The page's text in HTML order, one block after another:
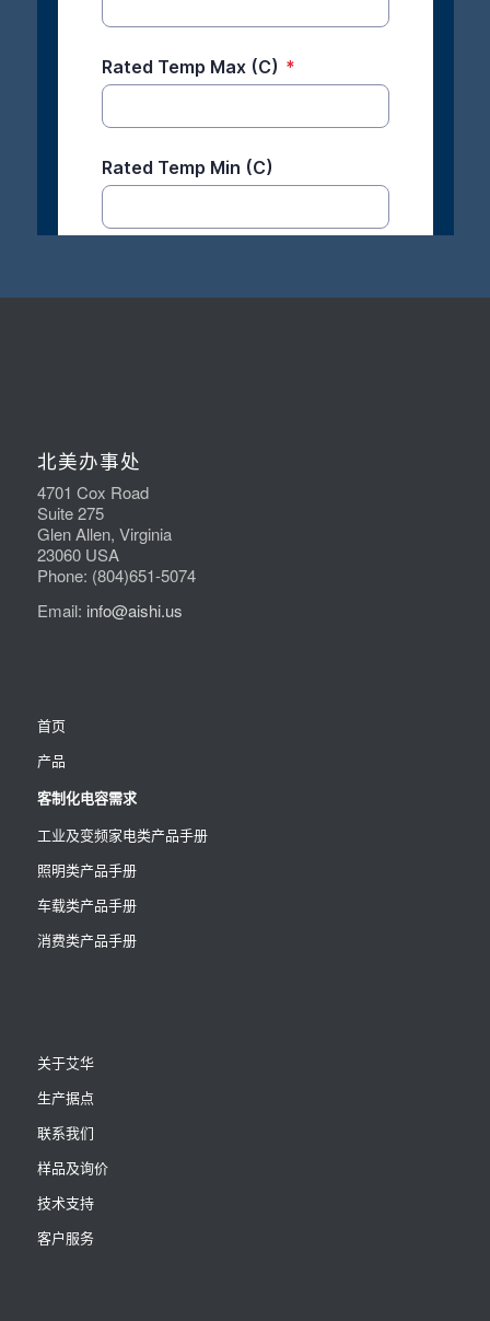
北美办事处
4701 Cox Road
Suite 275
Glen Allen, Virginia
23060 USA
Phone: (804)651-5074
Email: info@aishi.us
首页
产品
客制化电容需求
工业及变频家电类产品手册
照明类产品手册
车载类产品手册
消费类产品手册
关于艾华
生产据点
联系我们
样品及询价
技术支持
客户服务